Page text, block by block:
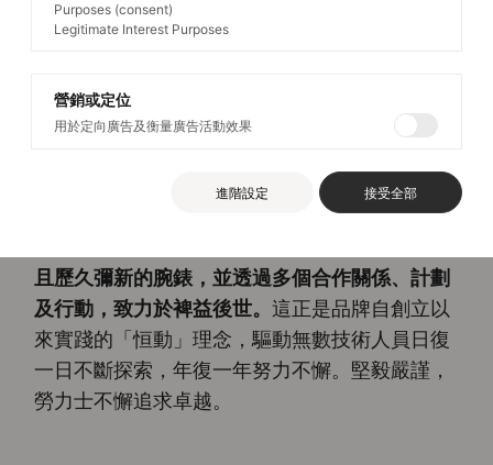
勞力士的理念與活動有著一個長久願景。「永續
且歷久彌新的腕錶，並透過多個合作關係、計劃
及行動，致力於裨益後世。這正是品牌自創立以
來實踐的「恒動」理念，驅動無數技術人員日復
一日不斷探索，年復一年努力不懈。堅毅嚴謹，
勞力士不懈追求卓越。
Purposes (consent)
Legitimate Interest Purposes
營銷或定位
用於定向廣告及衡量廣告活動效果
進階設定 接受全部